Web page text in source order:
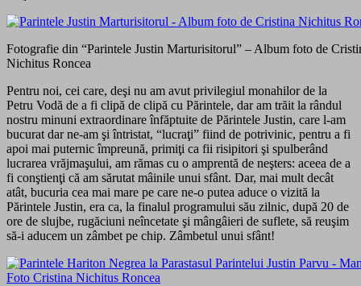
Fotografie din “Parintele Justin Marturisitorul” – Album foto de
Nichitus Roncea
Pentru noi, cei care, deşi nu am avut privilegiul monahilor de la
Petru Vodă de a fi clipă de clipă cu Părintele, dar am trăit la rândul
nostru minuni extraordinare înfăptuite de Părintele Justin, care l-am
bucurat dar ne-am şi întristat, “lucraţi” fiind de potrivinic, pentru a fi
apoi mai puternic împreună, primiţi ca fii risipitori şi spulberând
lucrarea vrăjmaşului, am rămas cu o amprentă de neşters: aceea de a
fi conştienţi că am sărutat mâinile unui sfânt. Dar, mai mult decât
atât, bucuria cea mai mare pe care ne-o putea aduce o vizită la
Părintele Justin, era ca, la finalul programului său zilnic, după 20 de
ore de slujbe, rugăciuni neîncetate şi mângâieri de suflete, să reuşim
să-i aducem un zâmbet pe chip. Zâmbetul unui sfânt!